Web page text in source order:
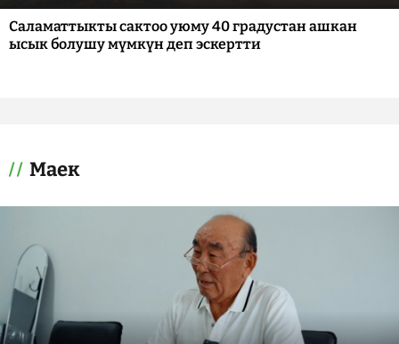
Саламаттыкты сактоо уюму 40 градустан ашкан
ысык болушу мүмкүн деп эскертти
Маек